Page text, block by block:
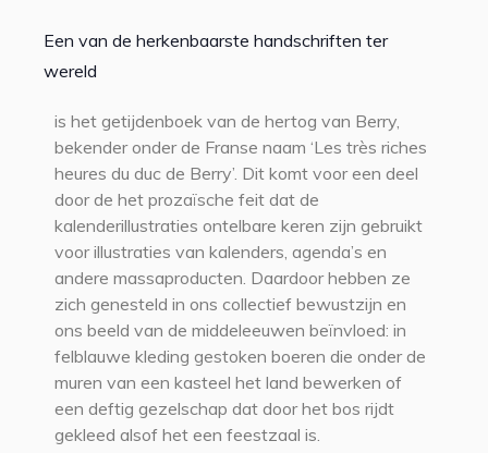
Een van de herkenbaarste handschriften ter
wereld
is het getijdenboek van de hertog van Berry,
bekender onder de Franse naam ‘Les très riches
heures du duc de Berry’. Dit komt voor een deel
door de het prozaïsche feit dat de
kalenderillustraties ontelbare keren zijn gebruikt
voor illustraties van kalenders, agenda’s en
andere massaproducten. Daardoor hebben ze
zich genesteld in ons collectief bewustzijn en
ons beeld van de middeleeuwen beïnvloed: in
felblauwe kleding gestoken boeren die onder de
muren van een kasteel het land bewerken of
een deftig gezelschap dat door het bos rijdt
gekleed alsof het een feestzaal is.